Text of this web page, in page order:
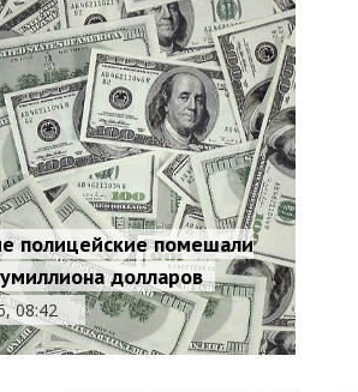
полицейские помешали
долларов
08:42